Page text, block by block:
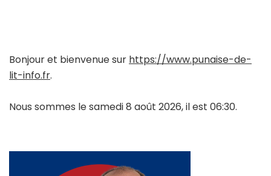
Bonjour et bienvenue sur https://www.punaise-de-
lit-info.fr.
Nous sommes le samedi 8 août 2026, il est 06:30.